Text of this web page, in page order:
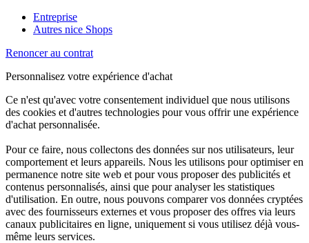
Entreprise
Autres nice Shops
Renoncer au contrat
Personnalisez votre expérience d'achat
Ce n'est qu'avec votre consentement individuel que nous utilisons
des cookies et d'autres technologies pour vous offrir une expérience
d'achat personnalisée.
Pour ce faire, nous collectons des données sur nos utilisateurs, leur
comportement et leurs appareils. Nous les utilisons pour optimiser en
permanence notre site web et pour vous proposer des publicités et
contenus personnalisés, ainsi que pour analyser les statistiques
d'utilisation. En outre, nous pouvons comparer vos données cryptées
avec des fournisseurs externes et vous proposer des offres via leurs
canaux publicitaires en ligne, uniquement si vous utilisez déjà vous-
même leurs services.